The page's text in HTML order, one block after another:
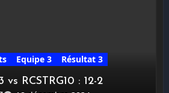
Equipe 3
Résultat 3
vs RCSTRG10 : 12-2